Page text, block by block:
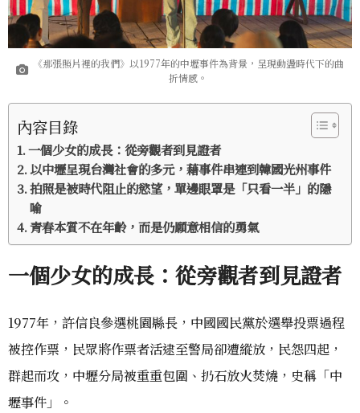
《那張照片裡的我們》以1977年的中壢事件為背景，呈現動盪時代下的曲
折情感。
內容目錄
一個少女的成長：從旁觀者到見證者
以中壢呈現台灣社會的多元，藉事件串連到韓國光州事件
拍照是被時代阻止的慾望，單邊眼罩是「只看一半」的隱
喻
青春本質不在年齡，而是仍願意相信的勇氣
一個少女的成長：從旁觀者到見證者
1977年，許信良參選桃園縣長，中國國民黨於選舉投票過程
被控作票，民眾將作票者活逮至警局卻遭縱放，民怨四起，
群起而攻，中壢分局被重重包圍、扔石放火焚燒，史稱「中
壢事件」。